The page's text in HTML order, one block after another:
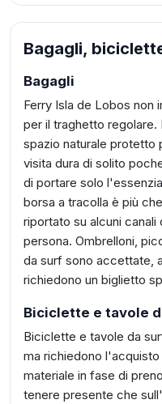
Bagagli,
Bagagli
Ferry Isla de Lobos non
per il traghetto
spazio naturale protetto
visita dura di solito
di portare solo
borsa a tracolla è più
riportato su alcuni
persona. Ombrelloni,
da surf sono accettate,
richiedono un biglietto
Biciclette e tavole
Biciclette e tavole da
ma richiedono
materiale in fase di
tenere presente che